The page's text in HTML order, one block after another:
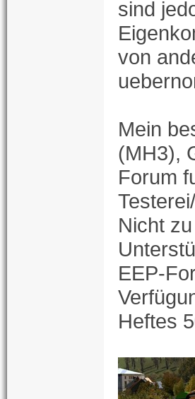
sind
von
Mein
(MH3),
Forum
Nicht
EEP-
Heftes